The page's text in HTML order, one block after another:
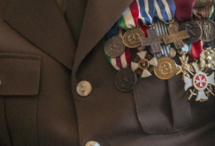
Toronto
Festa del
Torino
David di
Nastri
Premio